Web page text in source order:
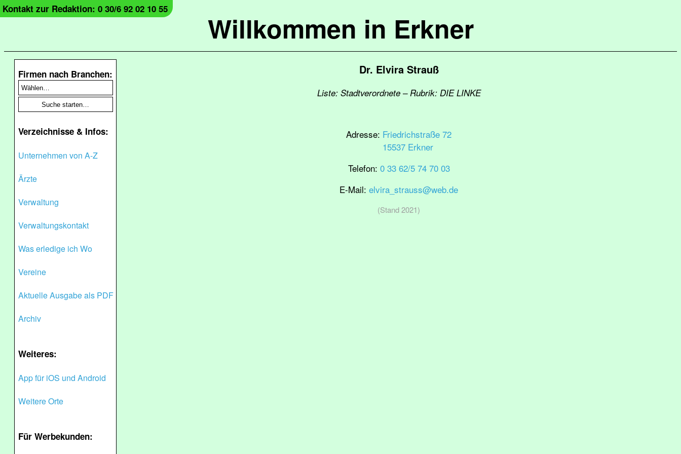
Willkommen in Erkner
Kontakt zur Redaktion: 0 30/6 92 02 10 55
Firmen nach Branchen:
Verzeichnisse & Infos:
Unternehmen von A-Z
Ärzte
Verwaltung
Verwaltungskontakt
Was erledige ich Wo
Vereine
Aktuelle Ausgabe als PDF
Archiv
Weiteres:
App für iOS und Android
Weitere Orte
Für Werbekunden:
Dr. Elvira Strauß
Liste: Stadtverordnete – Rubrik: DIE LINKE
Adresse: Friedrichstraße 72
15537 Erkner
Telefon: 0 33 62/5 74 70 03
E-Mail: elvira_strauss@web.de
(Stand 2021)